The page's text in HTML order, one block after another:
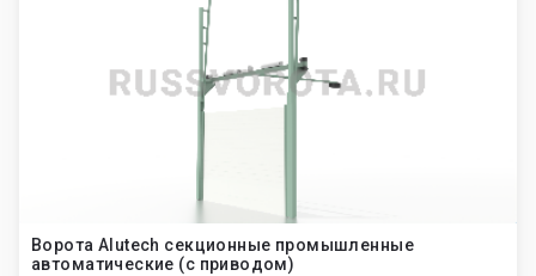
Ворота Alutech секционные промышленные
автоматические (с приводом)